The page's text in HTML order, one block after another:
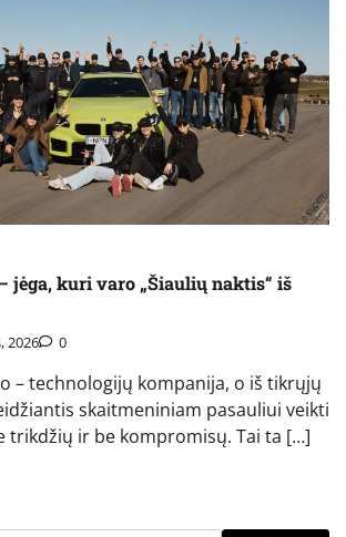
jėga, kuri varo „Šiaulių naktis“ iš
2026 0
– technologijų kompanija, o iš tikrųjų
skaitmeniniam pasauliui veikti
trikdžių ir be kompromisų. Tai ta […]